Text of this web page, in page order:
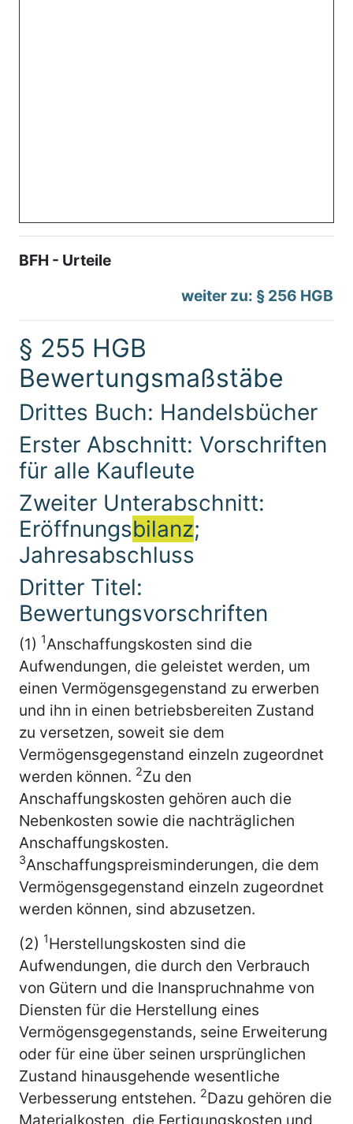
BFH - Urteile
weiter zu: § 256 HGB
§ 255 HGB
Bewertungsmaßstäbe
Drittes Buch: Handelsbücher
Erster Abschnitt: Vorschriften
für alle Kaufleute
Zweiter Unterabschnitt:
Eröffnungsbilanz;
Jahresabschluss
Dritter Titel:
Bewertungsvorschriften
(1) 1Anschaffungskosten sind die
Aufwendungen, die geleistet werden, um
einen Vermögensgegenstand zu erwerben
und ihn in einen betriebsbereiten Zustand
zu versetzen, soweit sie dem
Vermögensgegenstand einzeln zugeordnet
werden können. 2Zu den
Anschaffungskosten gehören auch die
Nebenkosten sowie die nachträglichen
Anschaffungskosten.
3Anschaffungspreisminderungen, die dem
Vermögensgegenstand einzeln zugeordnet
werden können, sind abzusetzen.
(2) 1Herstellungskosten sind die
Aufwendungen, die durch den Verbrauch
von Gütern und die Inanspruchnahme von
Diensten für die Herstellung eines
Vermögensgegenstands, seine Erweiterung
oder für eine über seinen ursprünglichen
Zustand hinausgehende wesentliche
Verbesserung entstehen. 2Dazu gehören die
Materialkosten, die Fertigungskosten und